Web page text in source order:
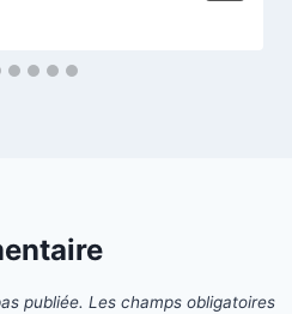
publiée. Les champs obligatoires